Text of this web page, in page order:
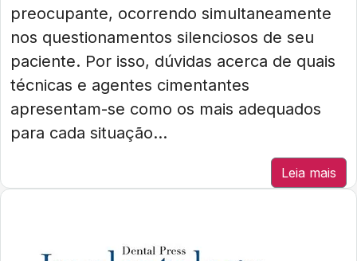
preocupante, ocorrendo simultaneamente
nos questionamentos silenciosos de seu
paciente. Por isso, dúvidas acerca de quais
técnicas e agentes cimentantes
apresentam-se como os mais adequados
para cada situação...
Leia mais